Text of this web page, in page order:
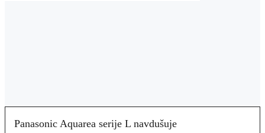
Panasonic Aquarea serije L navdušuje